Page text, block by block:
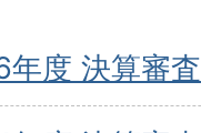
年度 決算審査